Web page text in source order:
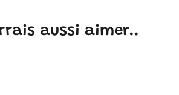
aussi aimer..